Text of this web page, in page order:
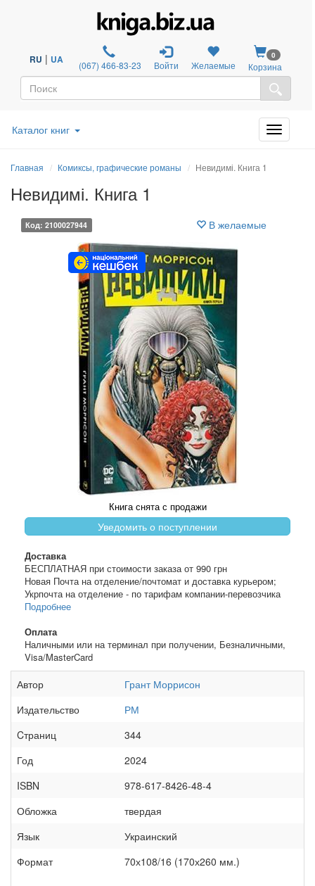
RU | UA (067) 466-83-23 Войти Желаемые
0
Корзина
Каталог книг
Главная Комиксы, графические романы Невидимі. Книга 1
Невидимі. Книга 1
Код: 2100027944 В желаемые
Книга снята с продажи
Уведомить о поступлении
Доставка
БЕСПЛАТНАЯ при стоимости заказа от 990 грн
Новая Почта на отделение/почтомат и доставка курьером;
Укрпочта на отделение - по тарифам компании-перевозчика
Подробнее
Оплата
Наличными или на терминал при получении, Безналичными,
Visa/MasterCard
Автор
Грант Моррисон
Издательство
РМ
Cтраниц
344
Год
2024
ISBN
978-617-8426-48-4
Обложка
твердая
Язык
Украинский
Формат
70х108/16 (170х260 мм.)